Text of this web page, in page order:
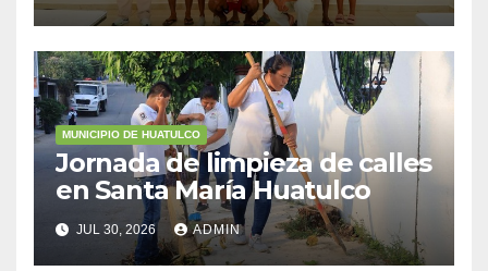
MUNICIPIO DE HUATULCO
Jornada de limpieza de calles
en Santa María Huatulco
JUL 30, 2026 ADMIN